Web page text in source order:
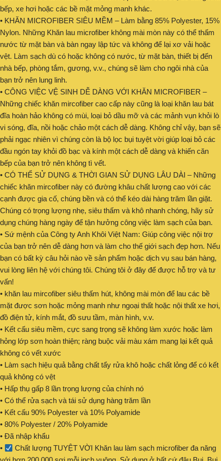
bếp, xe hơi hoặc các bề mặt mỏng manh khác.
• KHĂN MICROFIBER SIÊU MỀM – Làm bằng 85% Polyester, 15%
Nylon. Những Khăn lau microfiber không mài mòn này có thể thấm
nước từ mặt bàn và bàn ngay lập tức và không để lại xơ vải hoặc
vệt. Làm sạch dù có hoặc không có nước, từ mặt bàn, thiết bị đến
nhà bếp, phòng tắm, gương, v.v., chúng sẽ làm cho ngôi nhà của
bạn trở nên lung linh.
• CÔNG VIỆC VỆ SINH DỄ DÀNG VỚI KHĂN MICROFIBER –
Những chiếc khăn mircofiber cao cấp này cũng là loại khăn lau bát
đĩa hoàn hảo không có mùi, loại bỏ dầu mỡ và các mảnh vụn khỏi lò
vi sóng, đĩa, nồi hoặc chảo một cách dễ dàng. Không chỉ vậy, bạn sẽ
phải ngạc nhiên vì chúng còn là bộ lọc bụi tuyệt vời giúp loại bỏ các
đầu ngón tay khỏi đồ bạc và kính một cách dễ dàng và khiến căn
bếp của bạn trở nên không tì vết.
• CÓ THỂ SỬ DỤNG & THỜI GIAN SỬ DỤNG LÂU DÀI – Những
chiếc khăn mircofiber này có đường khâu chất lượng cao với các
cạnh được gia cố, chúng bền và có thể kéo dài hàng trăm lần giặt.
Chúng có trọng lượng nhẹ, siêu thấm và khô nhanh chóng, hãy sử
dụng chúng hàng ngày để tận hưởng công việc làm sạch của bạn.
• Sứ mệnh của Công ty Anh Khôi Việt Nam: Giúp công việc nội trợ
của bạn trở nên dễ dàng hơn và làm cho thế giới sạch đẹp hơn. Nếu
bạn có bất kỳ câu hỏi nào về sản phẩm hoặc dịch vụ sau bán hàng,
vui lòng liên hệ với chúng tôi. Chúng tôi ở đây để được hỗ trợ và tư
vấn!
• khăn lau mircofiber siêu thấm hút, không mài mòn để lau các bề
mặt được sơn hoặc mỏng manh như ngoại thất hoặc nội thất xe hơi,
đồ điện tử, kính mắt, đồ sưu tầm, màn hình, v.v.
• Kết cấu siêu mềm, cực sang trọng sẽ không làm xước hoặc làm
hỏng lớp sơn hoàn thiện; ràng buộc vải màu xám mang lại kết quả
không có vết xước
• Làm sạch hiệu quả bằng chất tẩy rửa khô hoặc chất lỏng để có kết
quả không có vệt
• Hấp thụ gấp 8 lần trọng lượng của chính nó
• Có thể rửa sạch và tái sử dụng hàng trăm lần
• Kết cấu 90% Polyester và 10% Polyamide
• 80% Polyester / 20% Polyamide
• Đã nhập khẩu
•
Chất lượng TUYỆT VỜI Khăn lau làm sạch microfiber đa năng